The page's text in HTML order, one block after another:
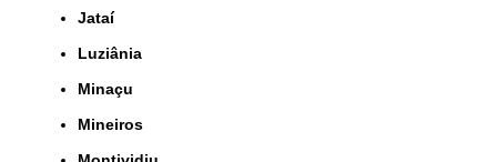
Jataí
Luziânia
Minaçu
Mineiros